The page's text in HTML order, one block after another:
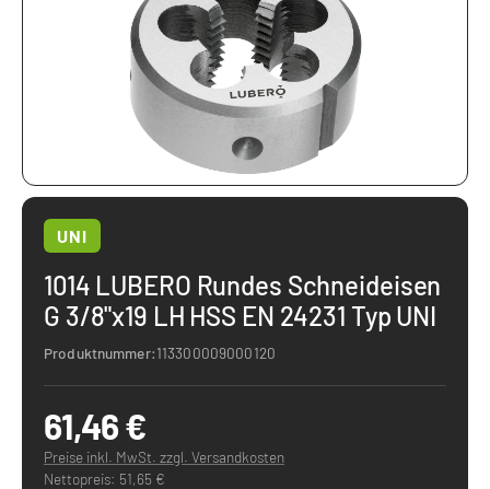
UNI
1014 LUBERO Rundes Schneideisen
G 3/8"x19 LH HSS EN 24231 Typ UNI
Produktnummer:113300009000120
61,46 €
Preise inkl. MwSt. zzgl. Versandkosten
Nettopreis: 51,65 €